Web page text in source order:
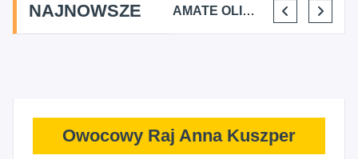
NAJNOWSZE
ALEKSANDRA BAKA AMATE OLIWIA KIRKIEWICZ KAJU BUS JUSTYNA JASTRZĘBSKA
Owocowy Raj Anna Kuszper